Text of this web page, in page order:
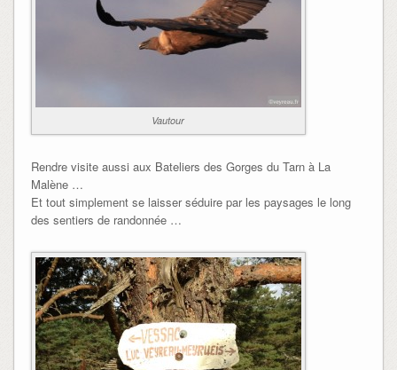
Vautour
Rendre visite aussi aux Bateliers des Gorges du Tarn à La
Malène …
Et tout simplement se laisser séduire par les paysages le long
des sentiers de randonnée …